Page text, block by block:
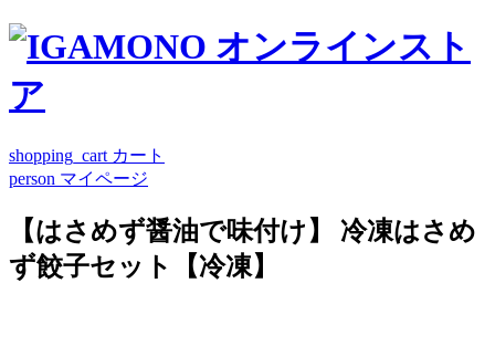
shopping_cart カート
person マイページ
【はさめず醤油で味付け】 冷凍はさめ
ず餃子セット【冷凍】